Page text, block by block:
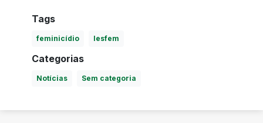
Tags
feminicídio lesfem
Categorias
Notícias Sem categoria